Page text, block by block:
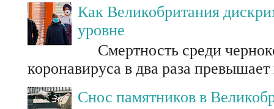
Как Великобритания
уровне
Смертность среди
коронавируса в два раза
Снос памятников в